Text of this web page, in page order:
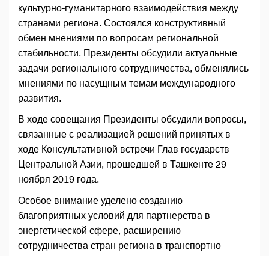
культурно-гуманитарного взаимодействия между
странами региона. Состоялся конструктивный
обмен мнениями по вопросам региональной
стабильности. Президенты обсудили актуальные
задачи регионального сотрудничества, обменялись
мнениями по насущным темам международного
развития.
В ходе совещания Президенты обсудили вопросы,
связанные с реализацией решений принятых в
ходе Консультативной встречи Глав государств
Центральной Азии, прошедшей в Ташкенте 29
ноября 2019 года.
Особое внимание уделено созданию
благоприятных условий для партнерства в
энергетической сфере, расширению
сотрудничества стран региона в транспортно-